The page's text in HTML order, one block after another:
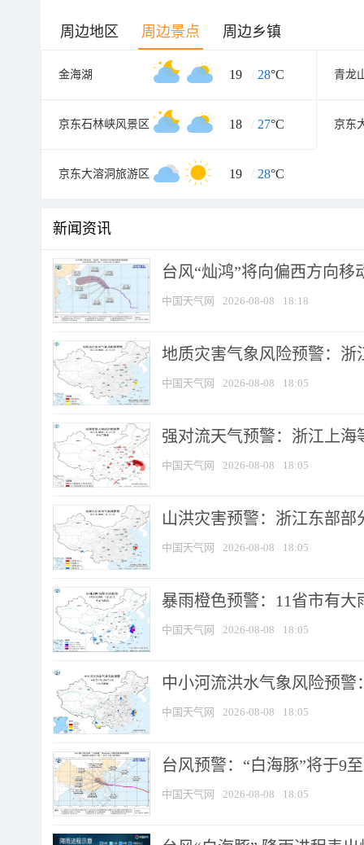
周边地区 周边景点 周边乡镇
金海湖 19 / 28°C 青龙
京东石林峡风景区 18 / 27°C 京东
京东大溶洞旅游区 19 / 28°C
新闻资讯
台风“灿鸿”将向偏西方向移
中国天气网 2026-08-08 18:18
地质灾害气象风险预警：
中国天气网 2026-08-08 18:05
强对流天气预警：浙江上海
中国天气网 2026-08-08 18:05
山洪灾害预警：浙江东部
中国天气网 2026-08-08 18:05
暴雨橙色预警：11省市有
中国天气网 2026-08-08 18:05
中小河流洪水气象风险预
中国天气网 2026-08-08 18:05
台风预警：“白海豚”将于9
中国天气网 2026-08-08 18:05